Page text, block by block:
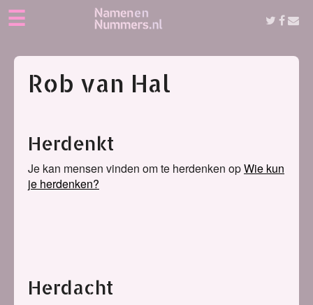
☰
Rob van Hal
Herdenkt
Je kan mensen vinden om te herdenken opWie kun
je herdenken?
Herdacht